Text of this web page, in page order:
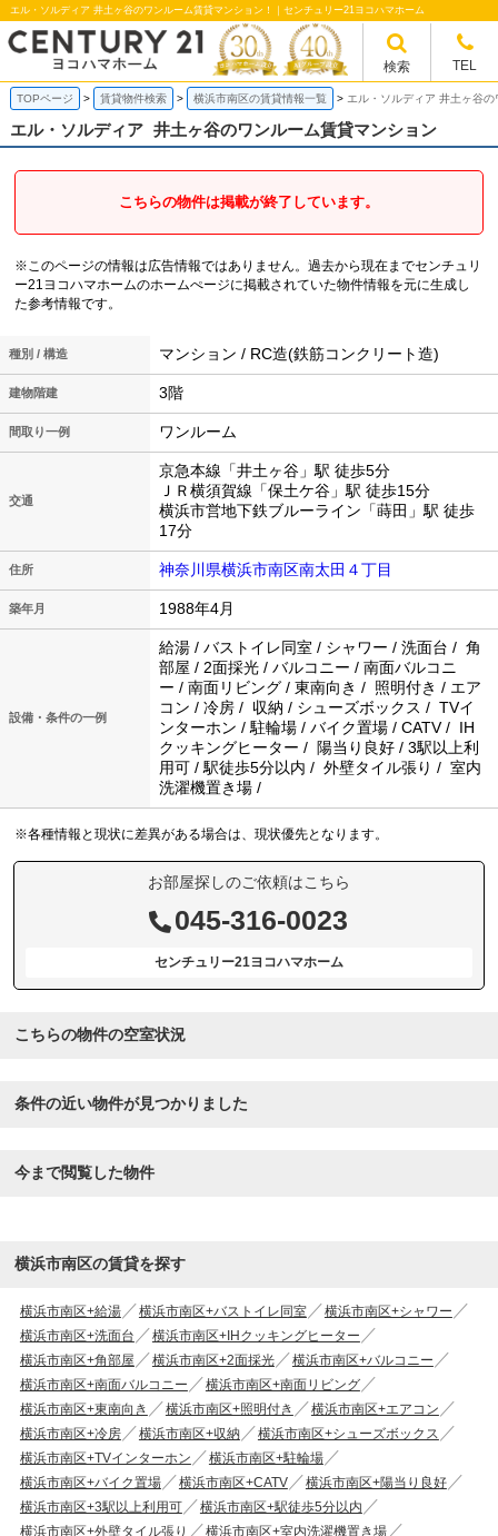
検索 TEL
エル・ソルディア 井土ヶ谷のワンルーム賃貸マンション！｜センチュリー21ヨコハマホーム
TOPページ 賃貸物件検索 横浜市南区の賃貸情報一覧 エル・ソルディア 井土ヶ谷
エル・ソルディア 井土ヶ谷のワンルーム賃貸マンション
こちらの物件は掲載が終了しています。
※このページの情報は広告情報ではありません。過去から現在までセンチュリ
ー21ヨコハマホームのホームぺージに掲載されていた物件情報を元に生成し
た参考情報です。
種別 / 構造 マンション / RC造(鉄筋コンクリート造)
建物階建 3階
間取り一例 ワンルーム
交通
京急本線「井土ヶ谷」駅 徒歩5分
ＪＲ横須賀線「保土ケ谷」駅 徒歩15分
横浜市営地下鉄ブルーライン「蒔田」駅 徒歩
17分
住所 神奈川県横浜市南区南太田４丁目
築年月 1988年4月
設備・条件の一例
給湯 / バストイレ同室 / シャワー / 洗面台 / 角
部屋 / 2面採光 / バルコニー / 南面バルコニ
ー / 南面リビング / 東南向き / 照明付き / エア
コン / 冷房 / 収納 / シューズボックス / TVイ
ンターホン / 駐輪場 / バイク置場 / CATV / IH
クッキングヒーター / 陽当り良好 / 3駅以上利
用可 / 駅徒歩5分以内 / 外壁タイル張り / 室内
洗濯機置き場 /
※各種情報と現状に差異がある場合は、現状優先となります。
お部屋探しのご依頼はこちら
045-316-0023
センチュリー21ヨコハマホーム
こちらの物件の空室状況
条件の近い物件が見つかりました
今まで閲覧した物件
横浜市南区の賃貸を探す
横浜市南区+給湯 横浜市南区+バストイレ同室
横浜市南区+シャワー
横浜市南区+洗面台
横浜市南区+IHクッキングヒーター
横浜市南区+角部屋
横浜市南区+2面採光
横浜市南区+バルコニー
横浜市南区+南面バルコニー
横浜市南区+南面リビング
横浜市南区+東南向き
横浜市南区+照明付き
横浜市南区+エアコン
横浜市南区+冷房
横浜市南区+収納
横浜市南区+シューズボックス
横浜市南区+TVインターホン
横浜市南区+駐輪場
横浜市南区+バイク置場
横浜市南区+CATV
横浜市南区+陽当り良好
横浜市南区+3駅以上利用可
横浜市南区+駅徒歩5分以内
横浜市南区+外壁タイル張り
横浜市南区+室内洗濯機置き場